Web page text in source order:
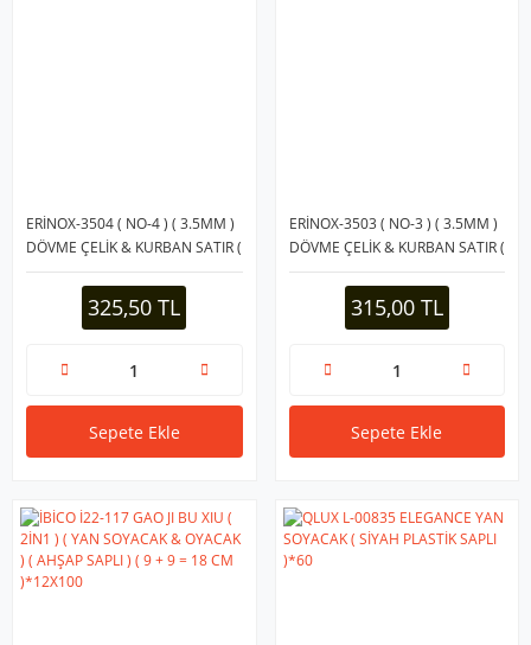
ERİNOX-3504 ( NO-4 ) ( 3.5MM )
DÖVME ÇELİK & KURBAN SATIR (
YATAĞAN PASLANMAZ ) (
RENKLİ PLASTİK SAPLI )*50
325,50 TL
Sepete Ekle
ERİNOX-3503 ( NO-3 ) ( 3.5MM )
DÖVME ÇELİK & KURBAN SATIR (
YATAĞAN PASLANMAZ ) (
RENKLİ PLASTİK SAPLI )*50
315,00 TL
Sepete Ekle